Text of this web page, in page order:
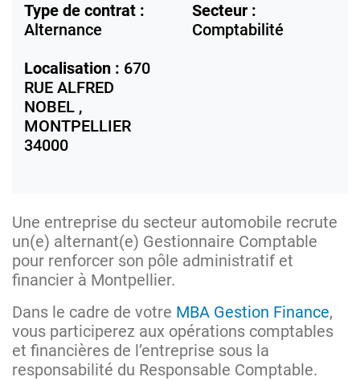
Type de contrat :
Alternance
Secteur :
Comptabilité
Localisation : 670
RUE ALFRED
NOBEL ,
MONTPELLIER
34000
Une entreprise du secteur automobile recrute
un(e) alternant(e) Gestionnaire Comptable
pour renforcer son pôle administratif et
financier à Montpellier.
Dans le cadre de votre MBA Gestion Finance,
vous participerez aux opérations comptables
et financières de l’entreprise sous la
responsabilité du Responsable Comptable.